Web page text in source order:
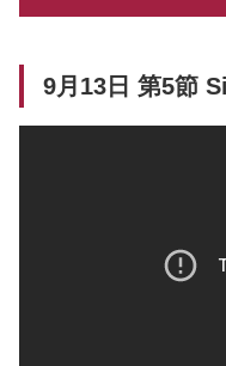
9月13日 第5節